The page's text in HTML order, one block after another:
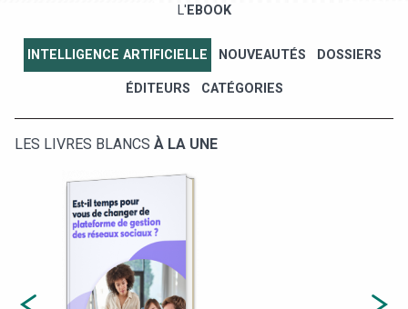
L' EBOOK
INTELLIGENCE ARTIFICIELLE NOUVEAUTÉS DOSSIERS
ÉDITEURS CATÉGORIES
LES LIVRES BLANCS À LA UNE